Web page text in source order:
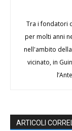
Tra i fondatori
per molti anni
nell'ambito
vicinato, in
ARTICOLI